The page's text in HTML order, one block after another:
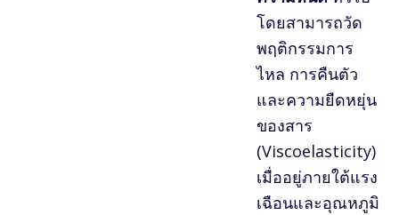
โดยสามารถวัด
พฤติกรรมการ
ไหล การคืนตัว
และความยืดหยุ่น
ของสาร
(Viscoelasticity)
เมื่ออยู่ภายใต้แรง
เฉือนและอุณหภูมิ